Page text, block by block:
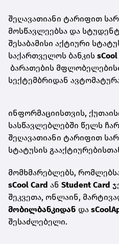
შეღავათიანი ტარიფით
მოსწავლეებსა და
შესაბამისი აქტიური
საქართველოს ბანკის
ბარათების
სექტემბრიდან
ინფორმაციისთვის,
სასწავლებლებში წელს
შეღავათიანი ტარიფით
სტატუსის
მომხმარებლებს,
sCool Card ან Student Card
შეკვეთა, ონლაინ,
მობილბანკიდან და
შესაძლებელი.